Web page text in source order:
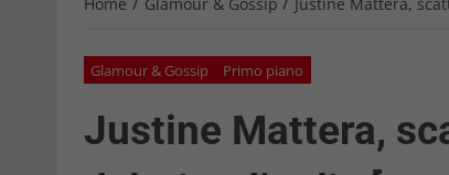
Glamour & Gossip Primo piano
Justine Mattera,